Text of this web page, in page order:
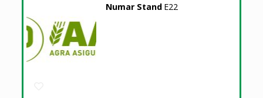
Numar Stand E22